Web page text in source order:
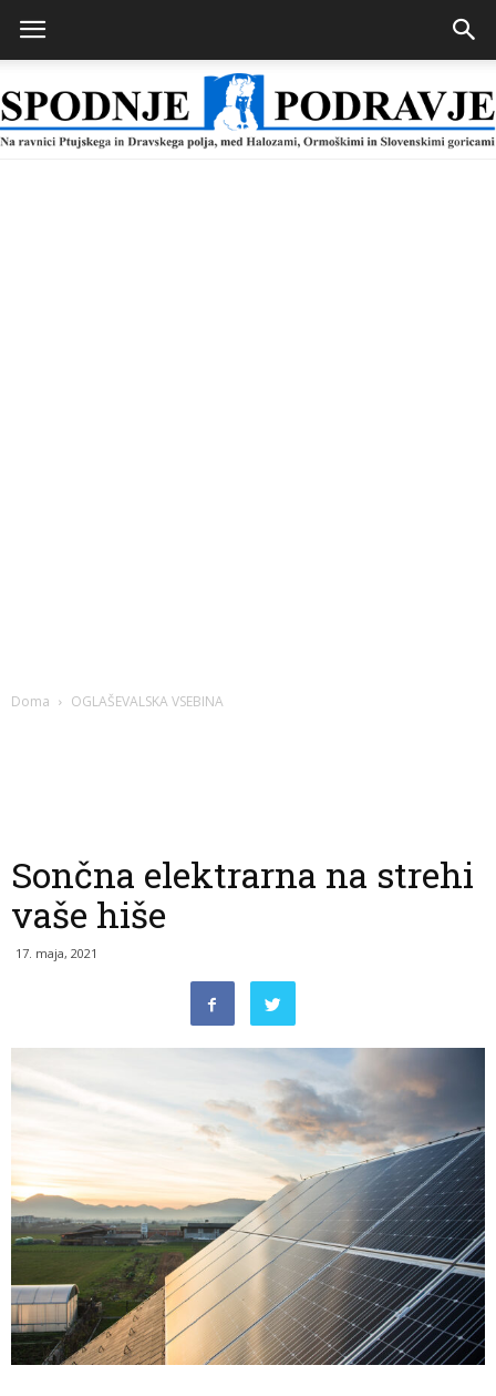
Doma OGLAŠEVALSKA VSEBINA
Sončna elektrarna na strehi
vaše hiše
17. maja, 2021